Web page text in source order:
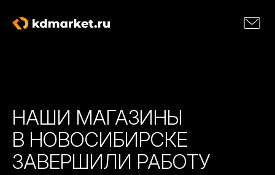
НАШИ МАГАЗИНЫ
В НОВОСИБИРСКЕ
ЗАВЕРШИЛИ РАБОТУ